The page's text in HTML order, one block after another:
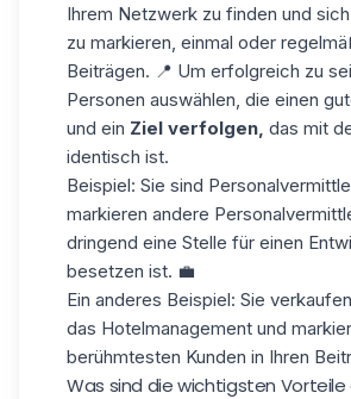
Ihrem Netzwerk zu finden und
zu markieren, einmal oder
Beiträgen. 📍 Um erfolgreich zu
Personen auswählen, die einen
und ein Ziel verfolgen, das mit
identisch ist.
Beispiel: Sie sind
markieren andere
dringend eine Stelle für einen
besetzen ist. 💼
Ein anderes Beispiel: Sie
das Hotelmanagement und
berühmtesten Kunden in Ihren
Was sind die wichtigsten Vorteile